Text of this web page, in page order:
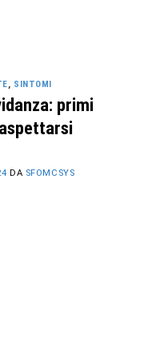
, SINTOMI
primi
DA SFOMCSYS